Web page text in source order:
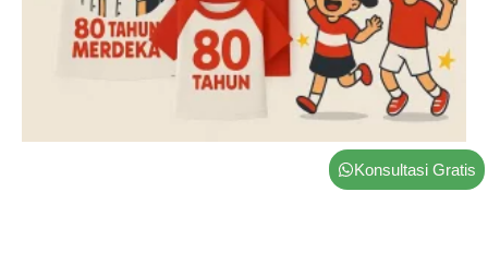
Konsultasi Gratis